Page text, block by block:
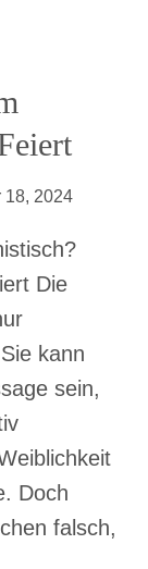
18, 2024
Die
kann
sein,
Doch
falsch,